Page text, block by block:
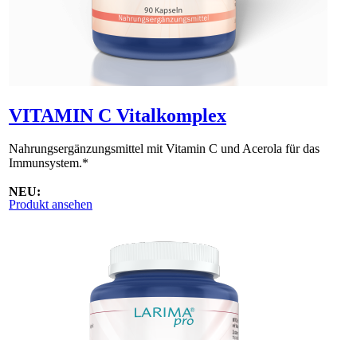
VITAMIN C Vitalkomplex
Nahrungsergänzungsmittel mit Vitamin C und Acerola für das
Immunsystem.*
NEU:
VITAMIN C Vitalkomplex ist inzwischen als Granulat erhältlich.
Produkt ansehen